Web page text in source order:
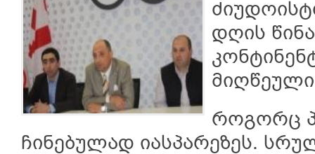
დღის
როგორც
ჩინებულად იასპარეზეს.